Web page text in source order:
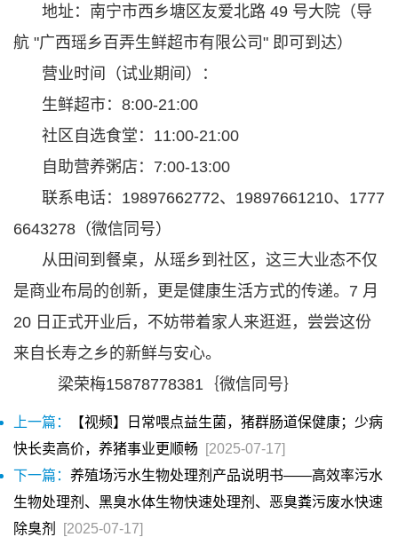
地址：南宁市西乡塘区友爱北路 49 号大院（导
航 "广西瑶乡百弄生鲜超市有限公司" 即可到达）
营业时间（试业期间）：
生鲜超市：8:00-21:00
社区自选食堂：11:00-21:00
自助营养粥店：7:00-13:00
联系电话：19897662772、19897661210、1777
6643278（微信同号）
从田间到餐桌，从瑶乡到社区，这三大业态不仅
是商业布局的创新，更是健康生活方式的传递。7 月
20 日正式开业后，不妨带着家人来逛逛，尝尝这份
来自长寿之乡的新鲜与安心。
梁荣梅15878778381｛微信同号｝
上一篇：
【视频】日常喂点益生菌，猪群肠道保健康；少病
快长卖高价，养猪事业更顺畅 [2025-07-17]
下一篇： 养殖场污水生物处理剂产品说明书——高效率污水
生物处理剂、黑臭水体生物快速处理剂、恶臭粪污废水快速
除臭剂
[2025-07-17]